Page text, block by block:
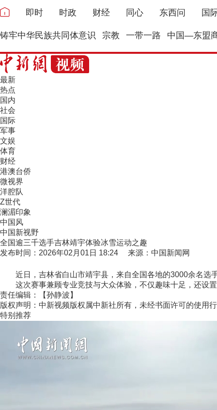
即时 时政 财经 同心 东西问 国
铸牢中华民族共同体意识 宗教 一带一路 中国—东盟
最新
热点
国内
社会
国际
军事
文娱
体育
财经
港澳台侨
微视界
洋腔队
Z世代
澜湄印象
中国风
中国新视野
全国逾三千选手吉林靖宇体验冰雪运动之趣
发布时间：2026年02月01日 18:24 来源：中国新闻网
近日，吉林省白山市靖宇县，来自全国各地的3000余名选
这次赛事兼顾专业竞技与大众体验，不仅趣味十足，还设置
责任编辑：【孙静波】
版权声明：中新视频版权属中新社所有，未经书面许可的使用
特别推荐